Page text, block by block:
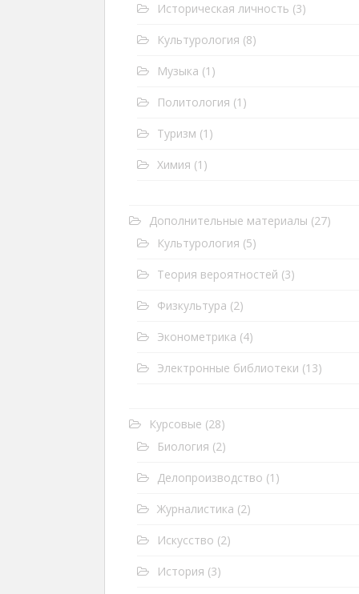
Историческая личность (3)
Культурология (8)
Музыка (1)
Политология (1)
Туризм (1)
Химия (1)
Дополнительные материалы (27)
Культурология (5)
Теория вероятностей (3)
Физкультура (2)
Эконометрика (4)
Электронные библиотеки (13)
Курсовые (28)
Биология (2)
Делопроизводство (1)
Журналистика (2)
Искусство (2)
История (3)